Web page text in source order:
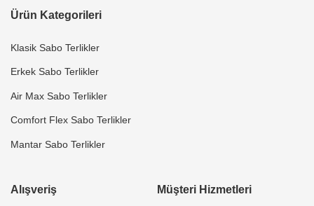
Ürün Kategorileri
Klasik Sabo Terlikler
Erkek Sabo Terlikler
Air Max Sabo Terlikler
Comfort Flex Sabo Terlikler
Mantar Sabo Terlikler
Alışveriş Müşteri Hizmetleri